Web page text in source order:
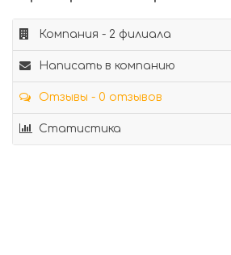
Компания - 2 филиала
Написать в компанию
Отзывы - 0 отзывов
Статистика